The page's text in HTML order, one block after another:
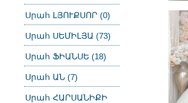
Սրահ ԼՅՈՒՔՍՈՐ (0)
Սրահ ՍԵՄԻԼՅԱ (73)
Սրահ ՖԻԱՆՍԵ (18)
Սրահ ԱՆ (7)
Սրահ ՀԱՐՍԱՆԻՔԻ